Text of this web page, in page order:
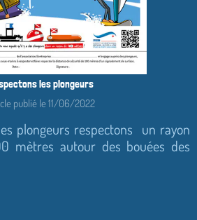
les plongeurs
publié le 11/06/2022
plongeurs respectons un rayon
mètres autour des bouées des